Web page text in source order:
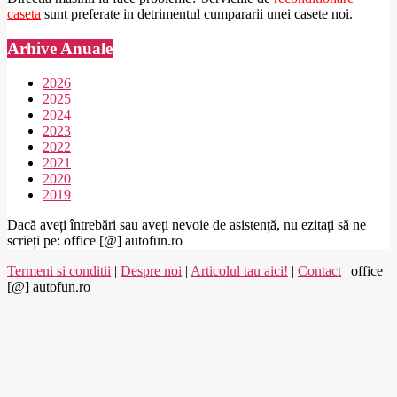
caseta sunt preferate in detrimentul cumpararii unei casete noi.
Arhive Anuale
2026
2025
2024
2023
2022
2021
2020
2019
Dacă aveți întrebări sau aveți nevoie de asistență, nu ezitați să ne
scrieți pe: office [@] autofun.ro
Termeni si conditii | Despre noi | Articolul tau aici! | Contact | office
[@] autofun.ro